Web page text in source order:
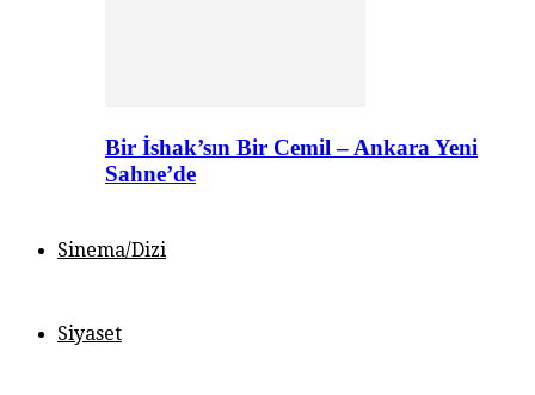
Bir İshak’sın Bir Cemil – Ankara Yeni
Sahne’de
Sinema/Dizi
Siyaset